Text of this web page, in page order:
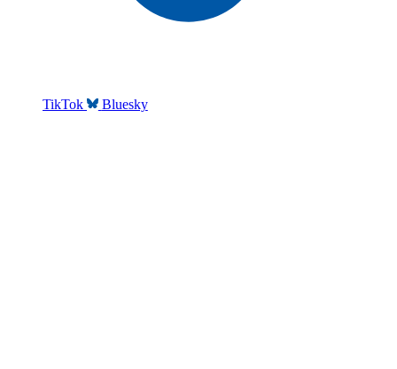
TikTok Bluesky